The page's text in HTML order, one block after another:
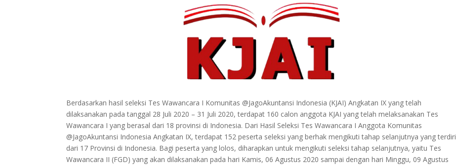
Berdasarkan hasil seleksi Tes Wawancara I Komunitas @JagoAkuntansi Indonesia (KJAI) Angkatan IX yang telah
dilaksanakan pada tanggal 28 Juli 2020 – 31 Juli 2020, terdapat 160 calon anggota KJAI yang telah melaksanakan Tes
Wawancara I yang berasal dari 18 provinsi di Indonesia. Dari Hasil Seleksi Tes Wawancara I Anggota Komunitas
@JagoAkuntansi Indonesia Angkatan IX, terdapat 152 peserta seleksi yang berhak mengikuti tahap selanjutnya yang terdiri
dari 17 Provinsi di Indonesia. Bagi peserta yang lolos, diharapkan untuk mengikuti seleksi tahap selanjutnya, yaitu Tes
Wawancara II (FGD) yang akan dilaksanakan pada hari Kamis, 06 Agustus 2020 sampai dengan hari Minggu, 09 Agustus